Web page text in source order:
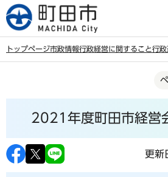
こ
の
す
トップページ市政情報行政経営に関すること行政
ら
2021年度町田市経営
更新